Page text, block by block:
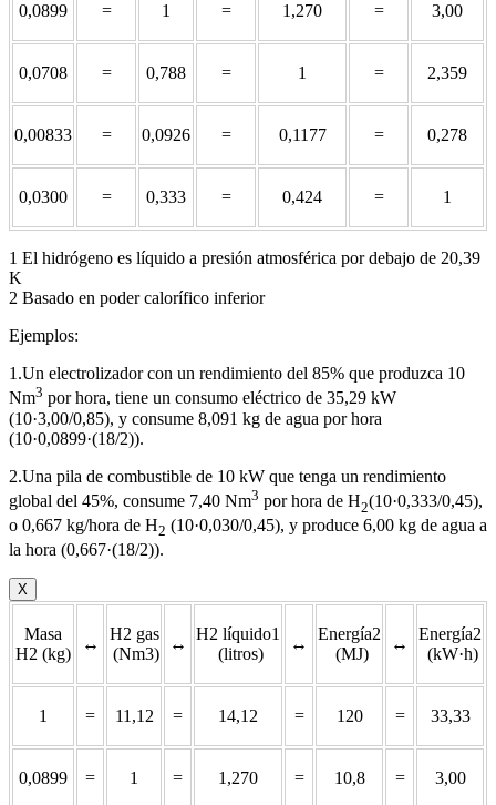
0,0899 = 1 = 1,270 = 3,00
0,0708 = 0,788 = 1 = 2,359
0,00833 = 0,0926 = 0,1177 = 0,278
0,0300 = 0,333 = 0,424 = 1
1 El hidrógeno es líquido a presión atmosférica por debajo de 20,39
K
2 Basado en poder calorífico inferior
Ejemplos:
1.Un electrolizador con un rendimiento del 85% que produzca 10
Nm3 por hora, tiene un consumo eléctrico de 35,29 kW
(10·3,00/0,85), y consume 8,091 kg de agua por hora
(10·0,0899·(18/2)).
2.Una pila de combustible de 10 kW que tenga un rendimiento
global del 45%, consume 7,40 Nm3 por hora de H2(10·0,333/0,45),
o 0,667 kg/hora de H2 (10·0,030/0,45), y produce 6,00 kg de agua a
la hora (0,667·(18/2)).
X
Masa
H2 (kg)
↔
H2 gas
(Nm3)
↔
H2 líquido1
(litros)
↔
Energía2
(MJ)
↔
Energía2
(kW·h)
1 = 11,12 = 14,12 = 120 = 33,33
0,0899 = 1 = 1,270 = 10,8 = 3,00